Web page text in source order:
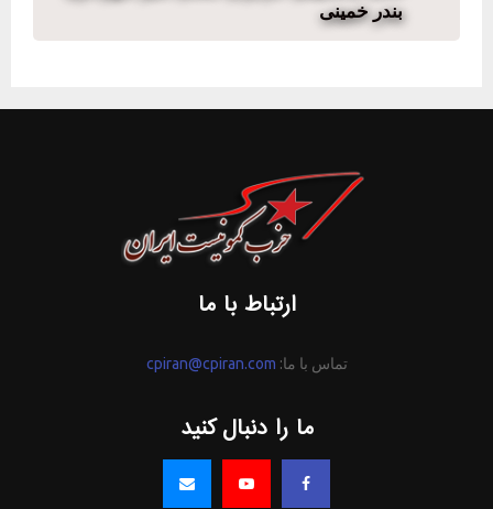
بندر خمینی
ارتباط با ما
تماس با ما: cpiran@cpiran.com
ما را دنبال کنید